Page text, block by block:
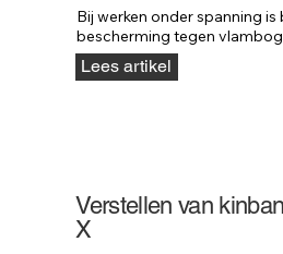
Bij werken onder spanning
bescherming tegen
Lees artikel
Verstellen van
X